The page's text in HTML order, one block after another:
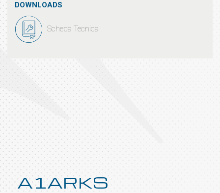
DOWNLOADS
Scheda Tecnica
A1ARKS